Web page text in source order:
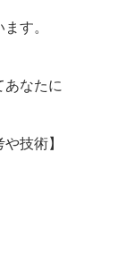
す。
あなたに
技術】